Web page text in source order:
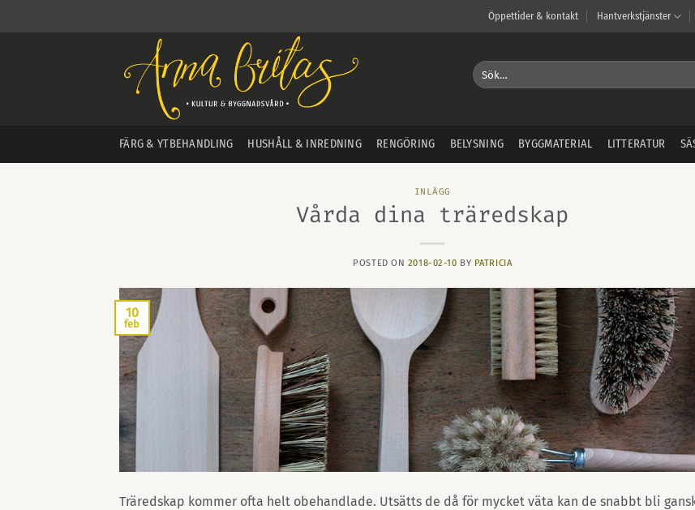
Öppettider & kontakt Hantverkstjänster
Sök
efter:
FÄRG & YTBEHANDLING HUSHÅLL & INREDNING RENGÖRING BELYSNING BYGGMATERIAL LITTERATUR
INLÄGG
Vårda dina träredskap
POSTED ON 2018-02-10 BY PATRICIA
10
feb
Träredskap kommer ofta helt obehandlade. Utsätts de då för mycket väta kan de snabbt bli